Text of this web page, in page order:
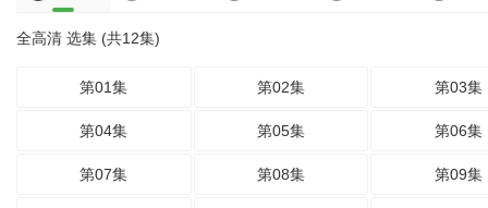
全高清 选集 (共12集)
第01集 第02集 第03集
第04集 第05集 第06集
第07集 第08集 第09集